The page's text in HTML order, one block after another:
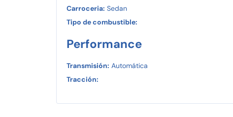
Carroceria: Sedan
Tipo de combustible:
Performance
Transmisión: Automática
Tracción: